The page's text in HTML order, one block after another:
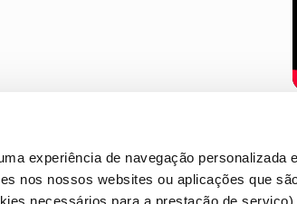
experiência de navegação personalizada
nos nossos websites ou aplicações que